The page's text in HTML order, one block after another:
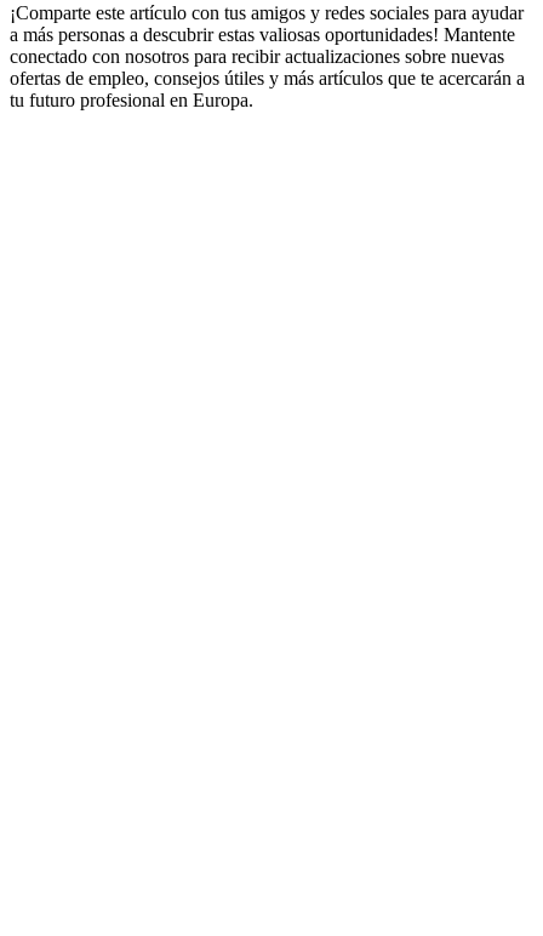
¡Comparte este artículo con tus amigos y redes sociales para ayudar
a más personas a descubrir estas valiosas oportunidades! Mantente
conectado con nosotros para recibir actualizaciones sobre nuevas
ofertas de empleo, consejos útiles y más artículos que te acercarán a
tu futuro profesional en Europa.